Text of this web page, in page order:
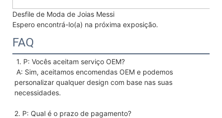
Desfile de Moda de Joias Messi
Espero encontrá-lo(a) na próxima exposição.
FAQ
1. P: Vocês aceitam serviço OEM?
personalizar qualquer design com base nas suas
necessidades.
2. P: Qual é o prazo de pagamento?